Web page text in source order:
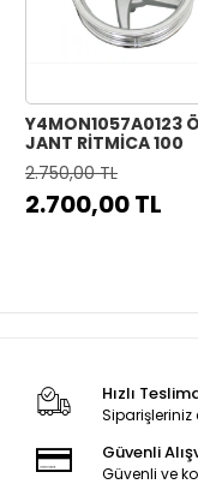
Y4MON1057A0123
JANT RİTMİCA 100
2.750,00 TL
2.700,00 TL
Hızlı
Siparişleriniz
Güvenli
Güvenli ve